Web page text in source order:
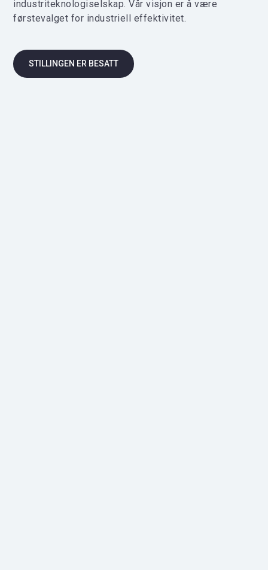
industriteknologiselskap. Vår visjon er å være
førstevalget for industriell effektivitet.
STILLINGEN ER BESATT